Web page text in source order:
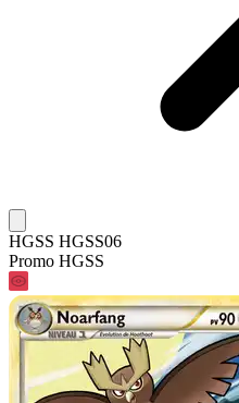
HGSS HGSS06
Promo HGSS